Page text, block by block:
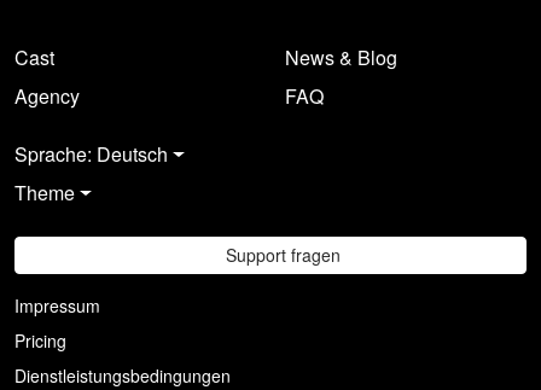
Cast
Agency
News & Blog
FAQ
Sprache: Deutsch
Theme
Support fragen
Impressum
Pricing
Dienstleistungsbedingungen